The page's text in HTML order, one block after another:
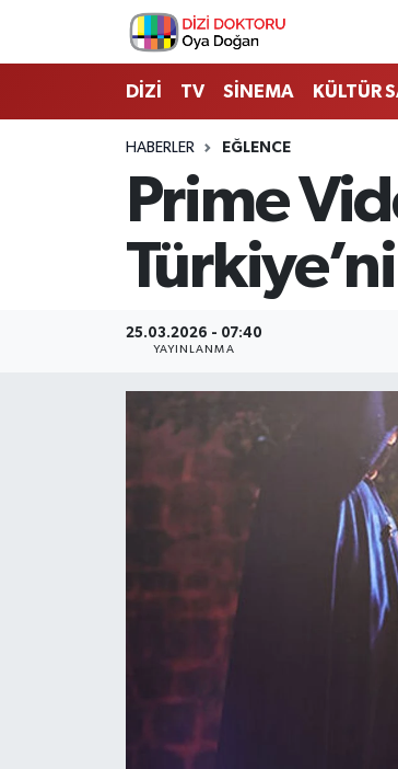
DİZİ TV SİNEMA KÜLTÜR
HABERLER EĞLENCE
Prime
25.03.2026 - 07:40
YAYINLANMA
İstanbul Nöbetçi Eczaneler
İstanbul Hava Durumu
İstanbul Namaz Vakitleri
İstanbul Trafik Yoğunluk Haritası
Son Dakika Haberleri